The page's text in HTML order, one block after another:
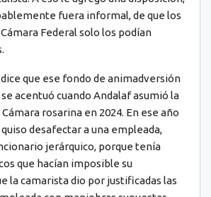
fuera informal, de que los
Federal solo los podían
que ese fondo de animadversión
acentuó cuando Andalaf asumió la
rosarina en 2024. En ese año
desafectar a una empleada,
jerárquico, porque tenía
que hacían imposible su
la camarista dio por justificadas las